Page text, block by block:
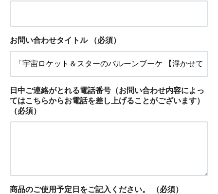
お問い合わせタイトル （必須）
日中ご連絡がとれる電話番号（お問い合わせ内容によっ
てはこちらからお電話を差し上げることがございます）
（必須）
商品のご使用予定日をご記入ください。 （必須）